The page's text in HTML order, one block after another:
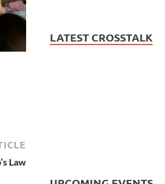
Law
LATEST CROSSTALK